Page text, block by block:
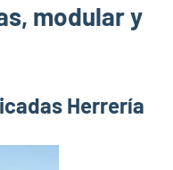
modular y
Herrería